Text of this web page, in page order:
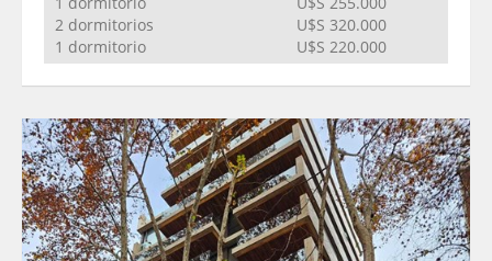
2 dormitorios
U$S 320.000
1 dormitorio
U$S 220.000